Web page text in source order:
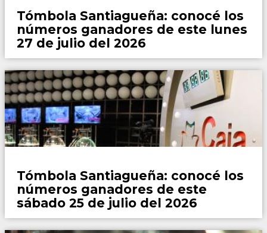
Tómbola Santiagueña: conocé los
números ganadores de este lunes
27 de julio del 2026
Tómbola Santiagueña: conocé los
números ganadores de este
sábado 25 de julio del 2026